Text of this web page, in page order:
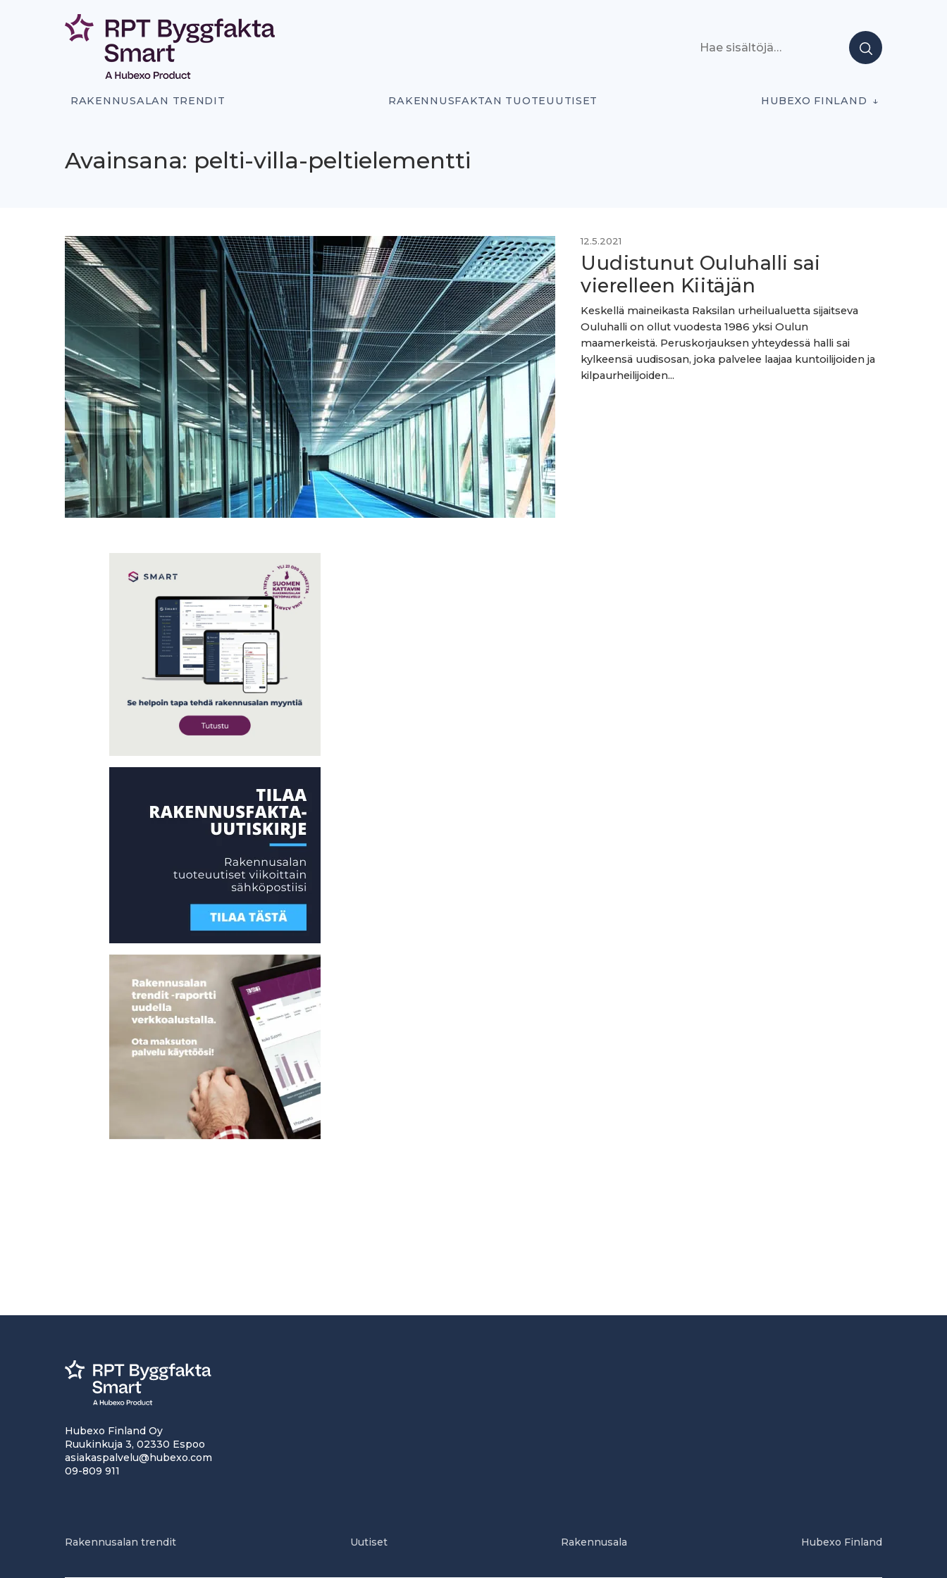
RAKENNUSALAN TRENDIT RAKENNUSFAKTAN TUOTEUUTISET HUBEXO FINLAND
Avainsana: pelti-villa-peltielementti
12.5.2021
Uudistunut Ouluhalli sai
vierelleen Kiitäjän
Keskellä maineikasta Raksilan urheilualuetta sijaitseva
Ouluhalli on ollut vuodesta 1986 yksi Oulun
maamerkeistä. Peruskorjauksen yhteydessä halli sai
kylkeensä uudisosan, joka palvelee laajaa kuntoilijoiden ja
kilpaurheilijoiden...
Hubexo Finland Oy
Ruukinkuja 3, 02330 Espoo
asiakaspalvelu@hubexo.com
09-809 911
Rakennusalan trendit Uutiset Rakennusala Hubexo Finland